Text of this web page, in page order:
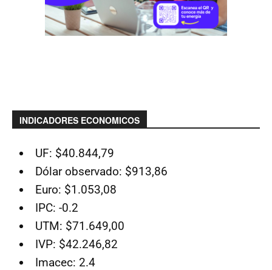
INDICADORES ECONOMICOS
UF: $40.844,79
Dólar observado: $913,86
Euro: $1.053,08
IPC: -0.2
UTM: $71.649,00
IVP: $42.246,82
Imacec: 2.4